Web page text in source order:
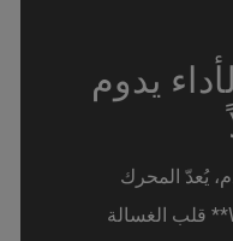
يدوم
يُعدّ المحرك
الكهربائي من **Whirlpool** قلب الغسالة